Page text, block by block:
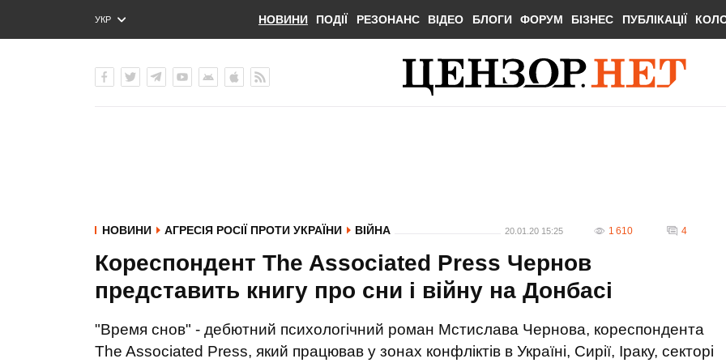
УКР
ENG
НОВИНИ ПОДІЇ РЕЗОНАНС ВІДЕО БЛОГИ ФОРУМ БІЗНЕС ПУБЛІКАЦІЇ
НОВИНИ АГРЕСІЯ РОСІЇ ПРОТИ УКРАЇНИ ВІЙНА 20.01.20 15:25 1 610 4
Кореспондент The Associated Press Чернов
представить книгу про сни і війну на Донбасі
"Время снов" - дебютний психологічний роман Мстислава Чернова, кореспондента
The Associated Press, який працював у зонах конфліктів в Україні, Сирії, Іраку, секторі